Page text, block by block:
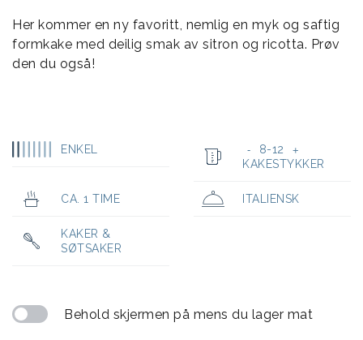
Her kommer en ny favoritt, nemlig en myk og saftig
formkake med deilig smak av sitron og ricotta. Prøv
den du også!
ENKEL - 8-12 +
KAKESTYKKER
CA. 1 TIME ITALIENSK
KAKER &
SØTSAKER
Behold skjermen på mens du lager mat